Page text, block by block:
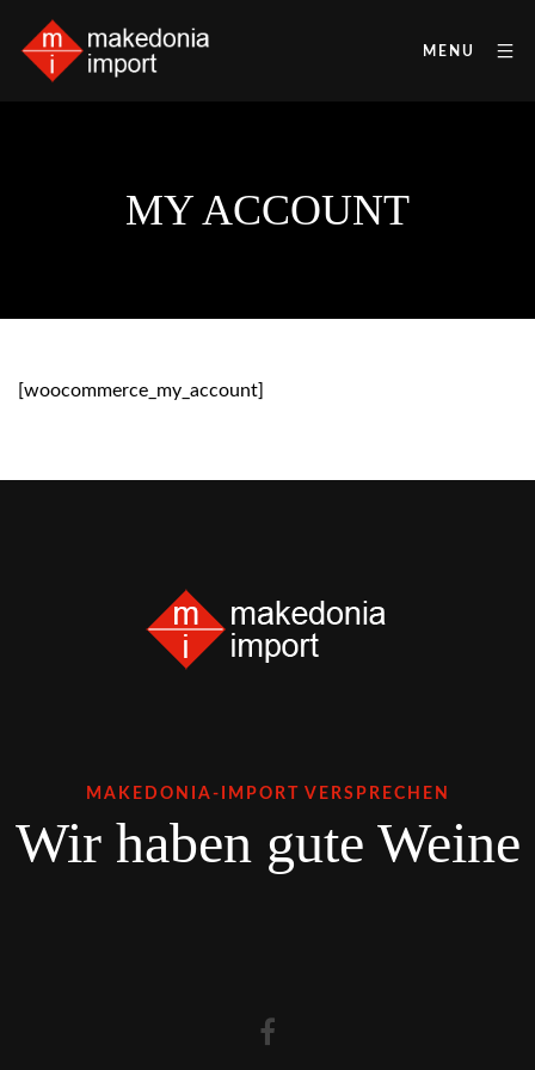
MENU
MY ACCOUNT
[woocommerce_my_account]
MAKEDONIA-IMPORT VERSPRECHEN
Wir haben gute Weine